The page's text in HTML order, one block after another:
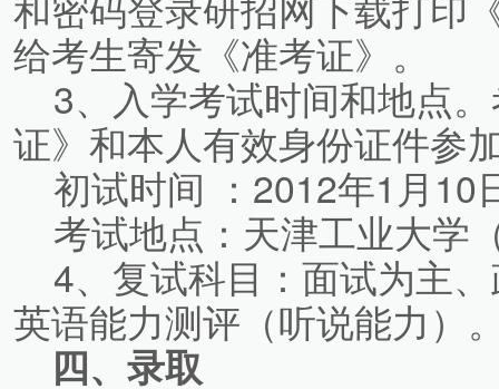
给考生寄发《准考证》。
3、入学考试时间和地点
证》和本人有效身份证件参
初试时间 ：2012年1月10
考试地点：天津工业大学
4、复试科目：面试为主
英语能力测评（听说能力）
四、录取